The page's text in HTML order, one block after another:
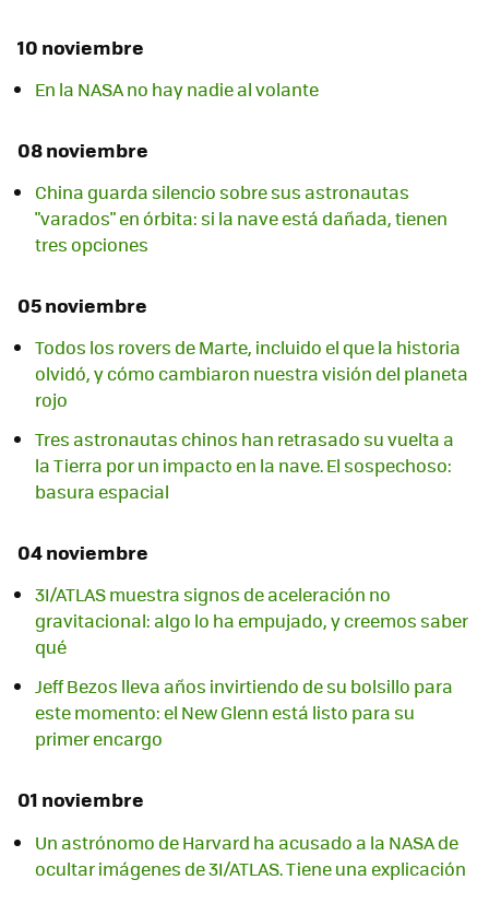
10 noviembre
En la NASA no hay nadie al volante
08 noviembre
China guarda silencio sobre sus astronautas
"varados" en órbita: si la nave está dañada, tienen
tres opciones
05 noviembre
Todos los rovers de Marte, incluido el que la historia
olvidó, y cómo cambiaron nuestra visión del planeta
rojo
Tres astronautas chinos han retrasado su vuelta a
la Tierra por un impacto en la nave. El sospechoso:
basura espacial
04 noviembre
3I/ATLAS muestra signos de aceleración no
gravitacional: algo lo ha empujado, y creemos saber
qué
Jeff Bezos lleva años invirtiendo de su bolsillo para
este momento: el New Glenn está listo para su
primer encargo
01 noviembre
Un astrónomo de Harvard ha acusado a la NASA de
ocultar imágenes de 3I/ATLAS. Tiene una explicación